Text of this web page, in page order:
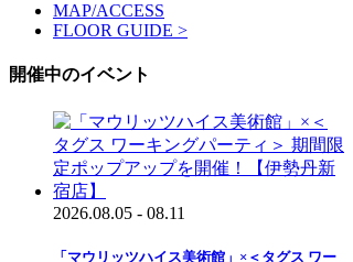
MAP/ACCESS
FLOOR GUIDE >
開催中のイベント
2026.08.05 - 08.11
「マウリッツハイス美術館」×＜タグス ワー